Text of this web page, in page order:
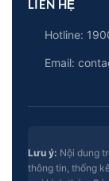
LIÊN HỆ
Hotline:
Email:
Lưu ý: Nội dung
thông tin, thống